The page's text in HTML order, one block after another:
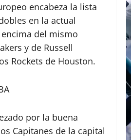
encabeza la lista
en la actual
del mismo
y de Russell
Rockets de Houston.
por la buena
Capitanes de la capital